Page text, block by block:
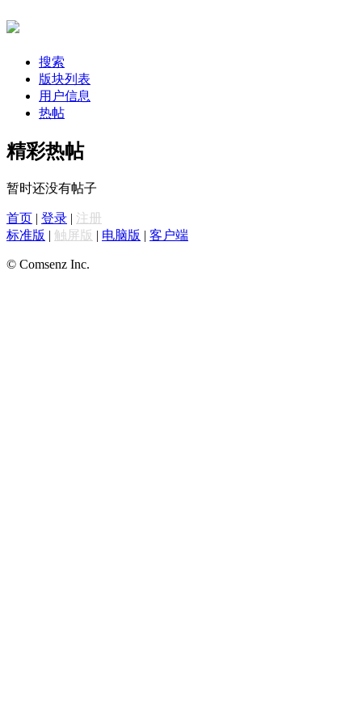
搜索
版块列表
用户信息
热帖
精彩热帖
暂时还没有帖子
首页 | 登录 | 注册
标准版 | 触屏版 | 电脑版 | 客户端
© Comsenz Inc.